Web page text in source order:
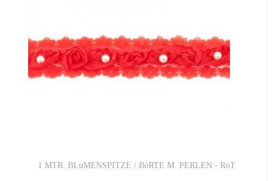
1 MTR. BLuMENSPITZE / BoRTE M. PERLEN - RoT